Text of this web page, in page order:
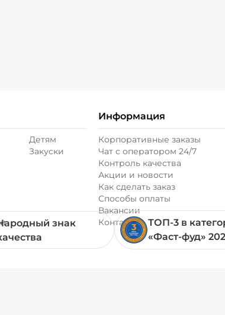
Детям
Закуски
Информация
Корпоративные заказы
Чат с оператором 24/7
Контроль качества
Акции и новости
Как сделать заказ
Способы оплаты
Вакансии
Контакты
знак
ТОП-3 в
«Фаст-фуд»